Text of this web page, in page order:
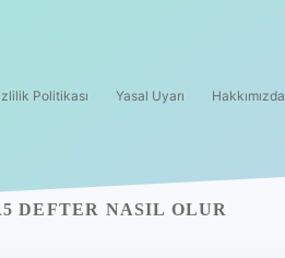
Politikası Yasal Uyarı Hakkımızda
DEFTER NASIL OLUR